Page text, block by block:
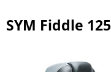
SYM Fiddle